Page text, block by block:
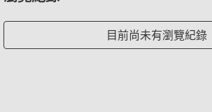
目前尚未有瀏覽紀錄